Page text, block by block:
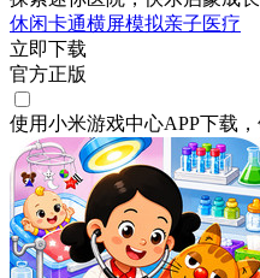
休闲卡通横屏模拟亲子医疗
立即下载
官方正版
使用小米游戏中心APP下载